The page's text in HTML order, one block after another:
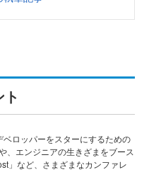
ロッパーをスターにするための
、エンジニアの生きざまをブース
」など、さまざまなカンファレ